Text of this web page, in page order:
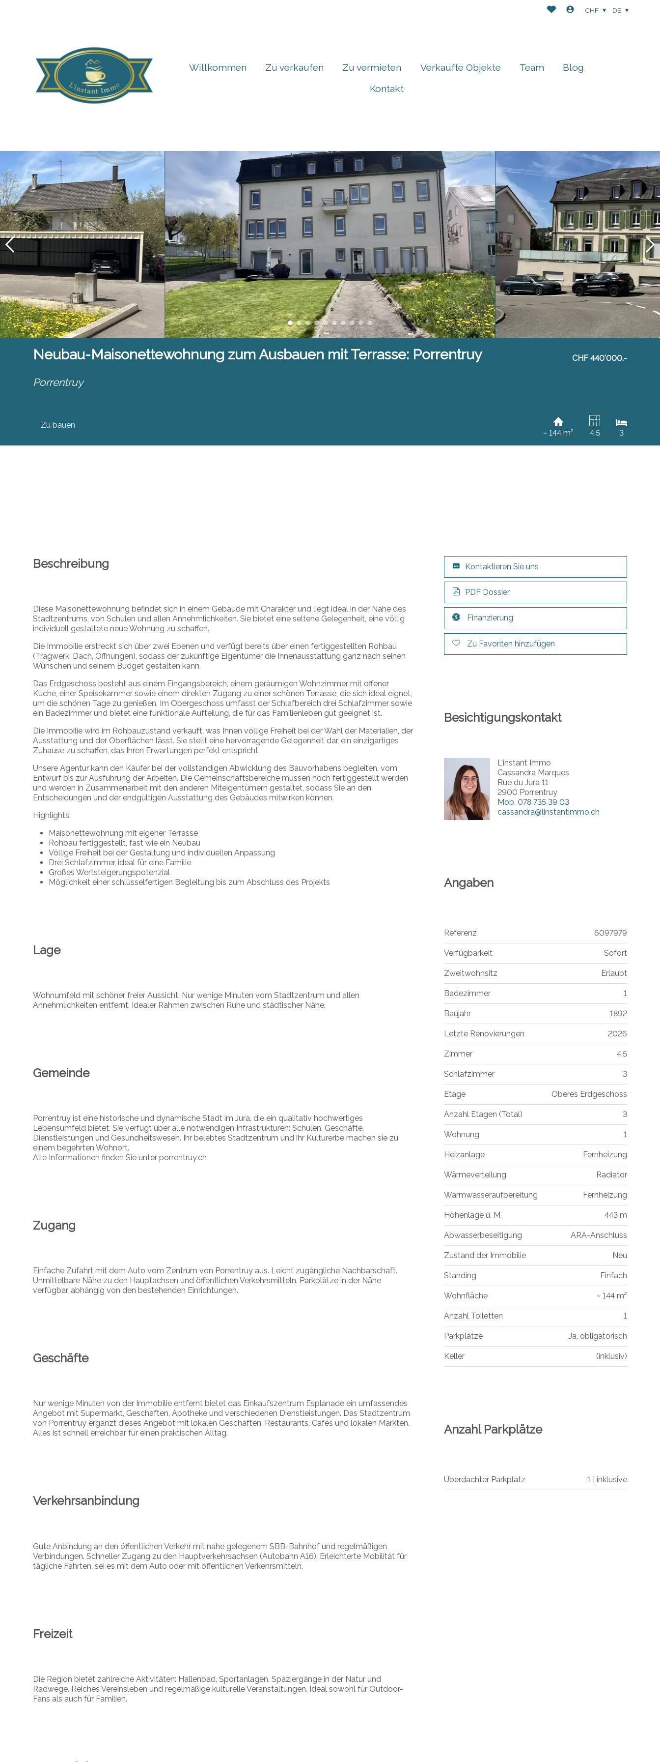
Willkommen Zu verkaufen Zu vermieten Verkaufte Objekte Team
Blog
Kontakt
CHF DE
Neubau-Maisonettewohnung zum Ausbauen mit Terrasse: Porrentruy CHF 440'000.-
Porrentruy
Zu bauen
~ 144 m²
4.5 3
Beschreibung
Diese Maisonettewohnung befindet sich in einem Gebäude mit Charakter und liegt ideal in der Nähe des
Stadtzentrums, von Schulen und allen Annehmlichkeiten. Sie bietet eine seltene Gelegenheit, eine völlig
individuell gestaltete neue Wohnung zu schaffen.
Die Immobilie erstreckt sich über zwei Ebenen und verfügt bereits über einen fertiggestellten Rohbau
(Tragwerk, Dach, Öffnungen), sodass der zukünftige Eigentümer die Innenausstattung ganz nach seinen
Wünschen und seinem Budget gestalten kann.
Das Erdgeschoss besteht aus einem Eingangsbereich, einem geräumigen Wohnzimmer mit offener
Küche, einer Speisekammer sowie einem direkten Zugang zu einer schönen Terrasse, die sich ideal eignet,
um die schönen Tage zu genießen. Im Obergeschoss umfasst der Schlafbereich drei Schlafzimmer sowie
ein Badezimmer und bietet eine funktionale Aufteilung, die für das Familienleben gut geeignet ist.
Die Immobilie wird im Rohbauzustand verkauft, was Ihnen völlige Freiheit bei der Wahl der Materialien, der
Ausstattung und der Oberflächen lässt. Sie stellt eine hervorragende Gelegenheit dar, ein einzigartiges
Zuhause zu schaffen, das Ihren Erwartungen perfekt entspricht.
Unsere Agentur kann den Käufer bei der vollständigen Abwicklung des Bauvorhabens begleiten, vom
Entwurf bis zur Ausführung der Arbeiten. Die Gemeinschaftsbereiche müssen noch fertiggestellt werden
und werden in Zusammenarbeit mit den anderen Miteigentümern gestaltet, sodass Sie an den
Entscheidungen und der endgültigen Ausstattung des Gebäudes mitwirken können.
Highlights:
Maisonettewohnung mit eigener Terrasse
Rohbau fertiggestellt, fast wie ein Neubau
Völlige Freiheit bei der Gestaltung und individuellen Anpassung
Drei Schlafzimmer, ideal für eine Familie
Großes Wertsteigerungspotenzial
Möglichkeit einer schlüsselfertigen Begleitung bis zum Abschluss des Projekts
Lage
Wohnumfeld mit schöner freier Aussicht. Nur wenige Minuten vom Stadtzentrum und allen
Annehmlichkeiten entfernt. Idealer Rahmen zwischen Ruhe und städtischer Nähe.
Gemeinde
Porrentruy ist eine historische und dynamische Stadt im Jura, die ein qualitativ hochwertiges
Lebensumfeld bietet. Sie verfügt über alle notwendigen Infrastrukturen: Schulen, Geschäfte,
Dienstleistungen und Gesundheitswesen. Ihr belebtes Stadtzentrum und ihr Kulturerbe machen sie zu
einem begehrten Wohnort.
Alle Informationen finden Sie unter porrentruy.ch
Zugang
Einfache Zufahrt mit dem Auto vom Zentrum von Porrentruy aus. Leicht zugängliche Nachbarschaft.
Unmittelbare Nähe zu den Hauptachsen und öffentlichen Verkehrsmitteln. Parkplätze in der Nähe
verfügbar, abhängig von den bestehenden Einrichtungen.
Geschäfte
Nur wenige Minuten von der Immobilie entfernt bietet das Einkaufszentrum Esplanade ein umfassendes
Angebot mit Supermarkt, Geschäften, Apotheke und verschiedenen Dienstleistungen. Das Stadtzentrum
von Porrentruy ergänzt dieses Angebot mit lokalen Geschäften, Restaurants, Cafés und lokalen Märkten.
Alles ist schnell erreichbar für einen praktischen Alltag.
Verkehrsanbindung
Gute Anbindung an den öffentlichen Verkehr mit nahe gelegenem SBB-Bahnhof und regelmäßigen
Verbindungen. Schneller Zugang zu den Hauptverkehrsachsen (Autobahn A16). Erleichterte Mobilität für
tägliche Fahrten, sei es mit dem Auto oder mit öffentlichen Verkehrsmitteln.
Freizeit
Die Region bietet zahlreiche Aktivitäten: Hallenbad, Sportanlagen, Spaziergänge in der Natur und
Radwege. Reiches Vereinsleben und regelmäßige kulturelle Veranstaltungen. Ideal sowohl für Outdoor-
Fans als auch für Familien.
Kontaktieren Sie uns
PDF Dossier
Finanzierung
Zu Favoriten hinzufügen
Besichtigungskontakt
L'instant Immo
Cassandra Marques
Rue du Jura 11
2900 Porrentruy
Mob. 078 735 39 03
cassandra@linstantimmo.ch
Angaben
Referenz 6097979
Verfügbarkeit Sofort
Zweitwohnsitz Erlaubt
Badezimmer 1
Baujahr 1892
Letzte Renovierungen 2026
Zimmer 4.5
Schlafzimmer 3
Etage Oberes Erdgeschoss
Anzahl Etagen (Total) 3
Wohnung 1
Heizanlage Fernheizung
Wärmeverteilung Radiator
Warmwasseraufbereitung Fernheizung
Höhenlage ü. M. 443 m
Abwasserbeseitigung ARA-Anschluss
Zustand der Immobilie Neu
Standing Einfach
Wohnfläche ~ 144 m²
Anzahl Toiletten 1
Parkplätze Ja, obligatorisch
Keller (inklusiv)
Anzahl Parkplätze
Überdachter Parkplatz 1 | inklusive